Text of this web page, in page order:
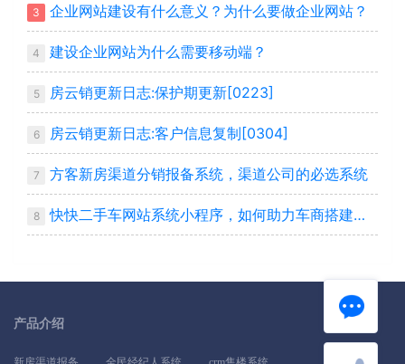
3 企业网站建设有什么意义？为什么要做企业网站？
4 建设企业网站为什么需要移动端？
5 房云销更新日志:保护期更新[0223]
6 房云销更新日志:客户信息复制[0304]
7 方客新房渠道分销报备系统，渠道公司的必选系统
8 快快二手车网站系统小程序，如何助力车商搭建自己平台
产品介绍